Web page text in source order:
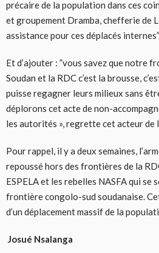
précaire de la population dans ces
et groupement Dramba, chefferie de
assistance pour ces déplacés
Et d’ajouter : ”vous savez que notre
Soudan et la RDC c’est la brousse,
puisse regagner leurs milieux sans
déplorons cet acte de non-
les autorités », regrette cet acteur de
Pour rappel, il y a deux semaines,
repoussé hors des frontières de la
ESPELA et les rebelles NASFA qui
frontière congolo-sud soudanaise.
d’un déplacement massif de la
Josué Nsalanga